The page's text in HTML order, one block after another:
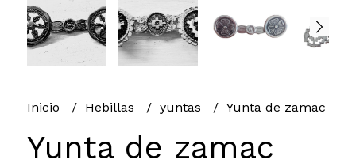
Inicio Hebillas yuntas Yunta de zamac
Yunta de zamac